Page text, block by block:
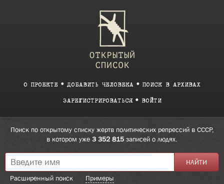
О ПРОЕКТЕ ДОБАВИТЬ ЧЕЛОВЕКА ПОИСК В АРХИВАХ
ЗАРЕГИСТРИРОВАТЬСЯ ВОЙТИ
Поиск по открытому списку жертв политических репрессий в СССР,
в котором уже 3 352 815 записей о людях.
Расширенный поиск Примеры